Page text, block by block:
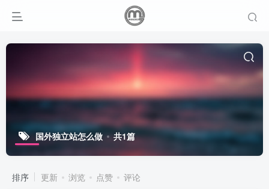
国外独立站怎么做 共1篇
排序 更新 浏览 点赞 评论